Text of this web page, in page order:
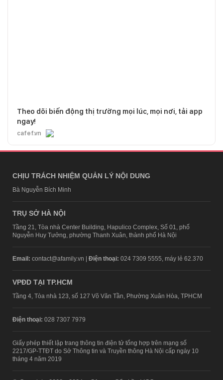
Theo dõi biến động thị trường mọi lúc, mọi nơi, tải app
ngay!
cafef.vn
CHỊU TRÁCH NHIỆM QUẢN LÝ NỘI DUNG
Bà Nguyễn Bích Minh
TRỤ SỞ HÀ NỘI
Tầng 21, Tòa nhà Center Building, Hapulico Complex, Số 01, phố
Nguyễn Huy Tưởng, phường Thanh Xuân, thành phố Hà Nội
Email: contact@afamily.vn | Điện thoại: 024 7309 5555, máy lẻ 62.370
VPĐD TẠI TP.HCM
Tầng 4, Tòa nhà 123, số 127 Võ Văn Tần, Phường Xuân Hòa, TPHCM
Điện thoại: 028 7307 7979
Giấy phép thiết lập trang thông tin điện tử tổng hợp trên mạng số
2217/GP-TTĐT do Sở Thông tin và Truyền thông Hà Nội cấp ngày 10
tháng 4 năm 2019